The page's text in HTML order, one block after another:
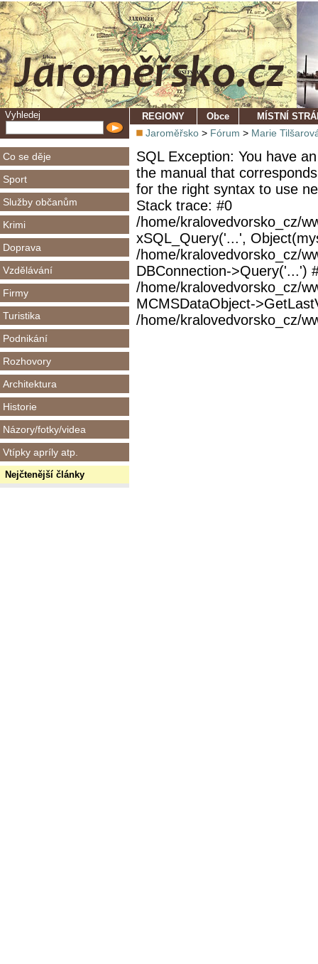
Vyhledej
Co se děje
Sport
Služby občanům
Krimi
Doprava
Vzdělávání
Firmy
Turistika
Podnikání
Rozhovory
Architektura
Historie
Názory/fotky/videa
Vtípky apríly atp.
Nejčtenější články
REGIONY Obce MÍSTNÍ
Jaroměřsko > Fórum > Marie
SQL Exception: You have
the manual that
for the right syntax to use
Stack trace: #0
/home/kralovedvorsko_cz/
xSQL_Query('...',
/home/kralovedvorsko_cz/
DBConnection->Query('...')
/home/kralovedvorsko_cz/
MCMSDataObject-
/home/kralovedvorsko_cz/